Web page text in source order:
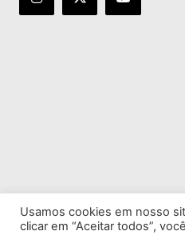
Usamos cookies em nosso
clicar em “Aceitar todos”,